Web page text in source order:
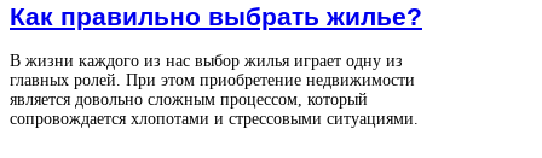
Как правильно выбрать жилье?
В жизни каждого из нас выбор жилья играет одну из
главных ролей. При этом приобретение недвижимости
является довольно сложным процессом, который
сопровождается хлопотами и стрессовыми ситуациями.